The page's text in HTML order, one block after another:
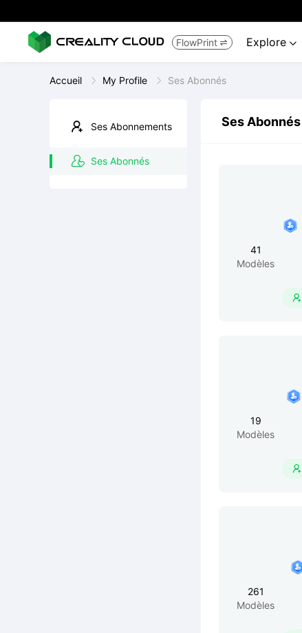
FlowPrint  Explore 
Accueil My Profile Ses Abonnés
Ses Abonnements
Ses Abonnés
Ses Abonnés
41
Modèles

19
Modèles

261
Modèles